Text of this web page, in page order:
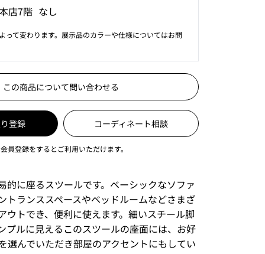
店7階 なし
って変わります。展示品のカラーや仕様についてはお問
この商品について問い合わせる
登録 コーディネート相談
員登録をするとご利用いただけます。
的に座るスツールです。ベーシックなソファ
トランススペースやベッドルームなどさまざ
ウトでき、便利に使えます。細いスチール脚
プルに見えるこのスツールの座面には、お好
選んでいただき部屋のアクセントにもしてい